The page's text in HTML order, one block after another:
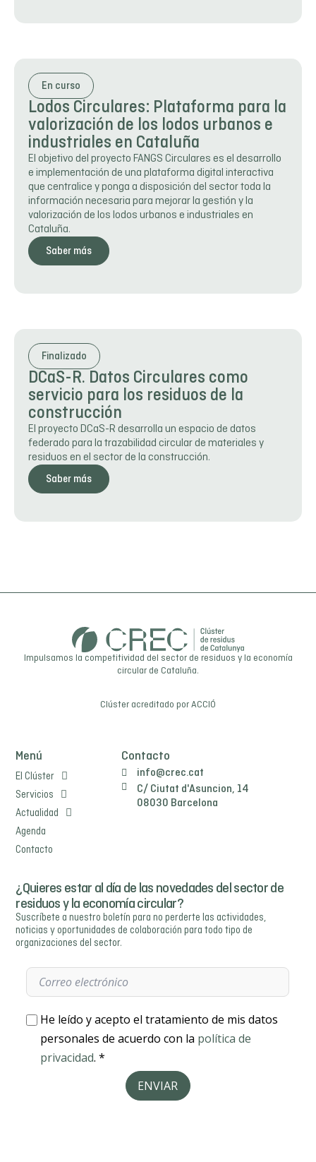
En curso
Lodos Circulares: Plataforma para la
valorización de los lodos urbanos e
industriales en Cataluña
El objetivo del proyecto FANGS Circulares es el desarrollo
e implementación de una plataforma digital interactiva
que centralice y ponga a disposición del sector toda la
información necesaria para mejorar la gestión y la
valorización de los lodos urbanos e industriales en
Cataluña.
Saber más
Finalizado
DCaS-R. Datos Circulares como
servicio para los residuos de la
construcción
El proyecto DCaS-R desarrolla un espacio de datos
federado para la trazabilidad circular de materiales y
residuos en el sector de la construcción.
Saber más
Impulsamos la competitividad del sector de residuos y la economía
circular de Cataluña.
Clúster acreditado porACCIÓ
Menú
El Clúster
Servicios
Actualidad
Agenda
Contacto
Contacto
info@crec.cat
C/ Ciutat d'Asuncion, 14
08030 Barcelona
¿Quieres estar al día de las novedades del sector de
residuos y la economía circular?
Suscríbete a nuestro boletín para no perderte las actividades,
noticias y oportunidades de colaboración para todo tipo de
organizaciones del sector.